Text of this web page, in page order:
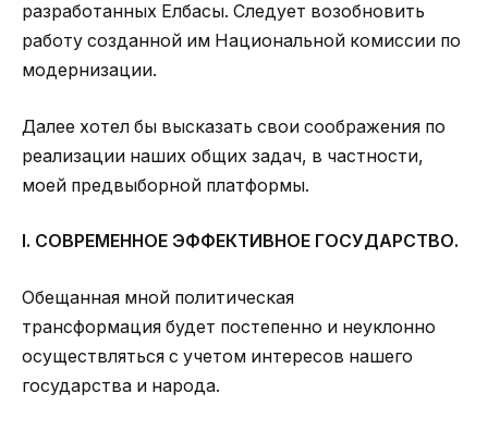
разработанных Елбасы. Следует возобновить
работу созданной им Национальной комиссии по
модернизации.
Далее хотел бы высказать свои соображения по
реализации наших общих задач, в частности,
моей предвыборной платформы.
І. СОВРЕМЕННОЕ ЭФФЕКТИВНОЕ ГОСУДАРСТВО.
Обещанная мной политическая
трансформация будет постепенно и неуклонно
осуществляться с учетом интересов нашего
государства и народа.